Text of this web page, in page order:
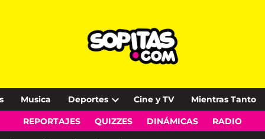
Musica Deportes
Open
dropdown
Cine y TV Mientras Tanto
REPORTAJES QUIZZES DINÁMICAS RADIO